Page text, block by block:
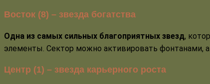
Восток (8) – звезда богатства
Одна из самых сильных благоприятных звезд,
элементы. Сектор можно активировать фонтанами,
Центр (1) – звезда карьерного роста